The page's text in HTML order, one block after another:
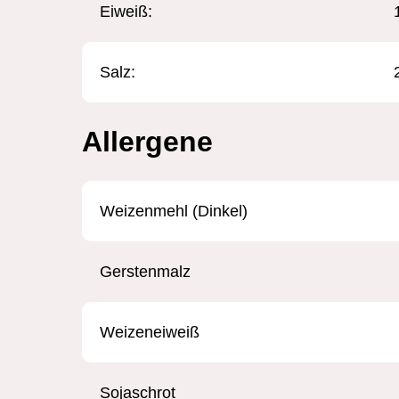
Eiweiß:
Salz:
Allergene
Weizenmehl (Dinkel)
Gerstenmalz
Weizeneiweiß
Sojaschrot